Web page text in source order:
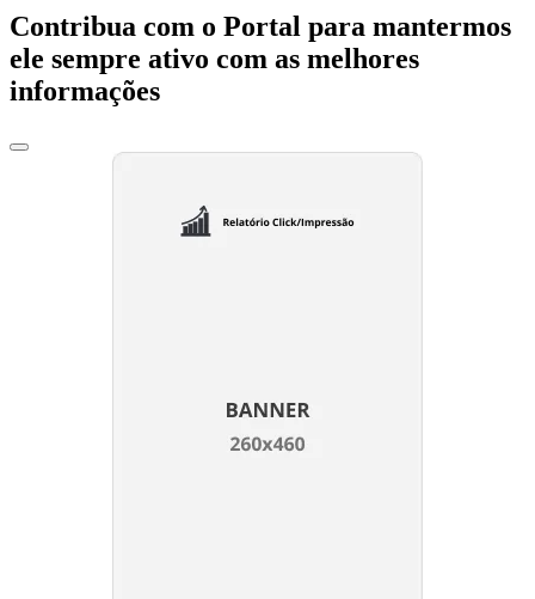
Contribua com o Portal para mantermos
ele sempre ativo com as melhores
informações